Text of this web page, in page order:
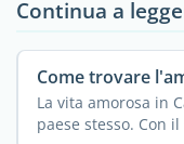
Continua a
Come trovare
La vita amorosa in
paese stesso. Con